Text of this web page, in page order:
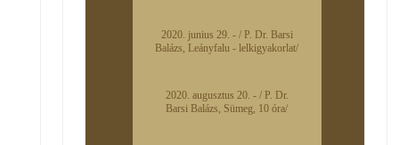
2020. junius 29. - / P. Dr. Barsi
Balázs, Leányfalu - lelkigyakorlat/
2020. augusztus 20. - / P. Dr.
Barsi Balázs, Sümeg, 10 óra/